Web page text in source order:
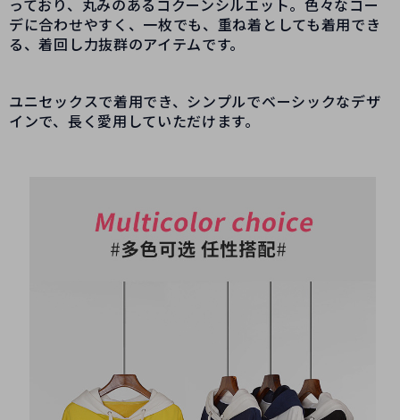
っており、丸みのあるコクーンシルエット。色々なコー
デに合わせやすく、一枚でも、重ね着としても着用でき
る、着回し力抜群のアイテムです。
ユニセックスで着用でき、シンプルでベーシックなデザ
インで、長く愛用していただけます。